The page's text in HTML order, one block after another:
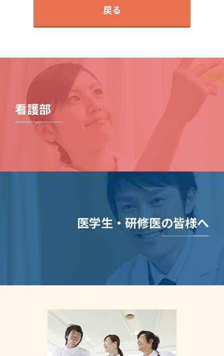
戻る
看護部
医学生・研修医の皆様へ